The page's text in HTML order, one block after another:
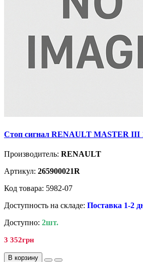
Стоп сигнал RENAULT MASTER III
Производитель: RENAULT
Артикул: 265900021R
Код товара: 5982-07
Доступность на складе: Поставка 1-2
Доступно: 2шт.
3 352грн
В корзину